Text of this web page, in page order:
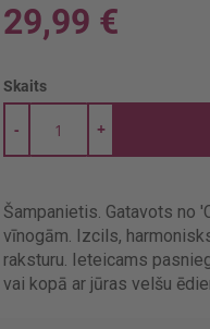
29,99 €
Skaits
+
-
Šampanietis. Gatavots no
vīnogām. Izcils,
raksturu. Ieteicams
vai kopā ar jūras velšu